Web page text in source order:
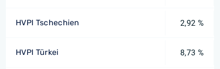
HVPI Tschechien 2,92 %
HVPI Türkei 8,73 %